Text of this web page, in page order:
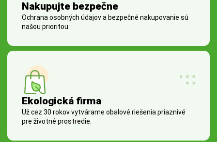
Nakupujte bezpečne
Ochrana osobných údajov a bezpečné nakupovanie sú
našou prioritou.
Ekologická firma
Už cez 30 rokov vytvárame obalové riešenia priaznivé
pre životné prostredie.